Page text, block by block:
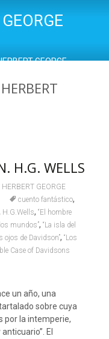
GEORGE
H.G. WELLS
HERBERT GEORGE
cuento fantástico,
H.G.Wells, “El hombre
mundos”, “La isla del
ojos de Davidson”, “Los
Case of Davidsons
un año, una
sobre cuya
por la intemperie,
El